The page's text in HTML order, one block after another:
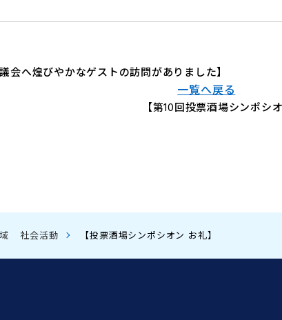
議会へ煌びやかなゲストの訪問がありました】
一覧へ戻る
【第10回投票酒場シンポシ
社会活動 【投票酒場シンポシオン お礼】